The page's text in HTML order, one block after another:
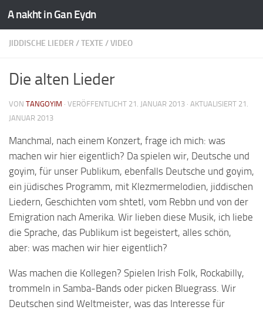
A nakht in Gan Eydn
JIDDISCHE LIEDER /TEXTE /VIDEO
Die alten Lieder
VON TANGOYIM · VERÖFFENTLICHT 21. JANUAR 2013 · AKTUALISIERT 21.
JANUAR 2013
Manchmal, nach einem Konzert, frage ich mich: was
machen wir hier eigentlich? Da spielen wir, Deutsche und
goyim, für unser Publikum, ebenfalls Deutsche und goyim,
ein jüdisches Programm, mit Klezmermelodien, jiddischen
Liedern, Geschichten vom shtetl, vom Rebbn und von der
Emigration nach Amerika. Wir lieben diese Musik, ich liebe
die Sprache, das Publikum ist begeistert, alles schön,
aber: was machen wir hier eigentlich?
Was machen die Kollegen? Spielen Irish Folk, Rockabilly,
trommeln in Samba-Bands oder picken Bluegrass. Wir
Deutschen sind Weltmeister, was das Interesse für